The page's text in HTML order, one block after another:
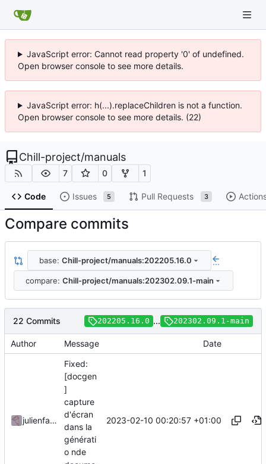
JavaScript error: Cannot read property '0' of undefined.
Open browser console to see more details.
JavaScript error: h(...).replaceChildren is not a function.
Open browser console to see more details. (22)
Chill-project/manuals
7 0 1
Code Issues 5 Pull Requests 3
Compare commits
base: Chill-project/manuals:202205.16.0 ...
compare: Chill-project/manuals:202302.09.1-main
22 Commits 202205.16.0 ... 202302.09.1-main
Author Message Date
julienfastre
Fixed:
[docgen
]
capture
d'écran
dans la
générati
o nde
2023-02-10 00:20:57 +01:00